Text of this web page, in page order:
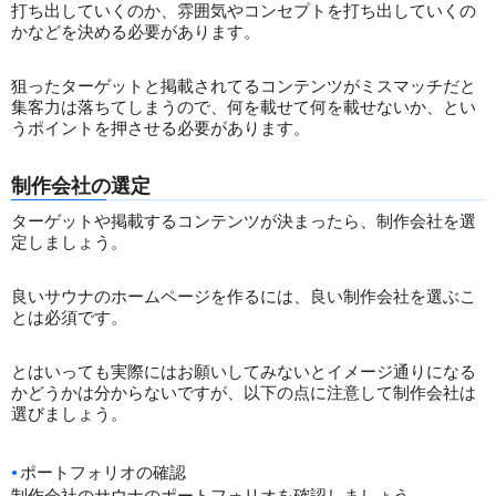
打ち出していくのか、雰囲気やコンセプトを打ち出していくの
かなどを決める必要があります。
狙ったターゲットと掲載されてるコンテンツがミスマッチだと
集客力は落ちてしまうので、何を載せて何を載せないか、とい
うポイントを押させる必要があります。
制作会社の選定
ターゲットや掲載するコンテンツが決まったら、制作会社を選
定しましょう。
良いサウナのホームページを作るには、良い制作会社を選ぶこ
とは必須です。
とはいっても実際にはお願いしてみないとイメージ通りになる
かどうかは分からないですが、以下の点に注意して制作会社は
選びましょう。
ポートフォリオの確認